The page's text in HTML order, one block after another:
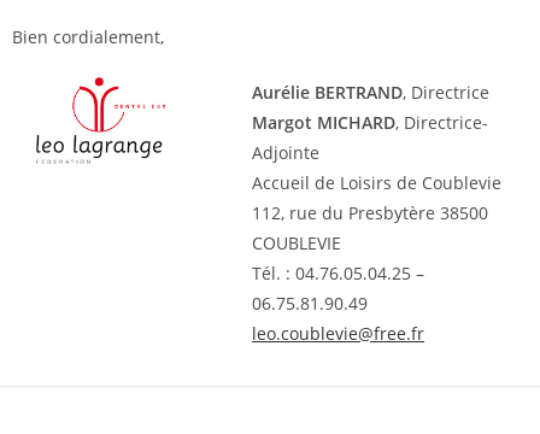
Bien cordialement,
Aurélie BERTRAND, Directrice
Margot MICHARD, Directrice-
Adjointe
Accueil de Loisirs de Coublevie
112, rue du Presbytère 38500
COUBLEVIE
Tél. : 04.76.05.04.25 –
06.75.81.90.49
leo.coublevie@free.fr